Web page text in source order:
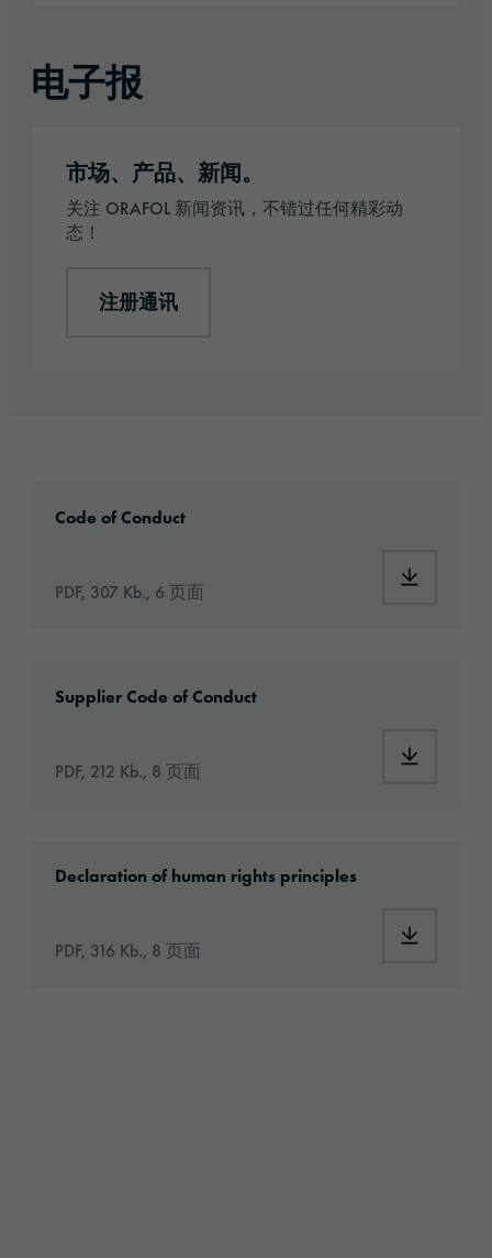
电子报
市场、产品、新闻。
关注 ORAFOL 新闻资讯，不错过任何精彩动
态！
注册通讯
Code of Conduct
PDF, 307 Kb., 6 页面
Supplier Code of Conduct
PDF, 212 Kb., 8 页面
Declaration of human rights principles
PDF, 316 Kb., 8 页面